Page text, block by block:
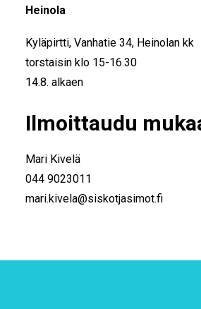
Heinola
Kyläpirtti, Vanhatie 34, Heinolan kk
torstaisin klo 15-16.30
14.8. alkaen
Ilmoittaudu
Mari Kivelä
044 9023011
mari.kivela@siskotjasimot.fi